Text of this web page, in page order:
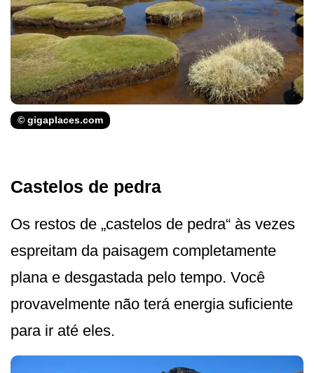
© gigaplaces.com
Castelos de pedra
Os restos de „castelos de pedra“ às vezes
espreitam da paisagem completamente
plana e desgastada pelo tempo. Você
provavelmente não terá energia suficiente
para ir até eles.